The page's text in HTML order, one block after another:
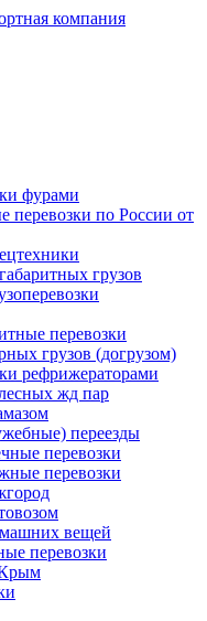
фурами
перевозки по России от
грузов
перевозки
грузов (догрузом)
рефрижераторами
жд пар
переезды
перевозки
перевозки
вещей
перевозки